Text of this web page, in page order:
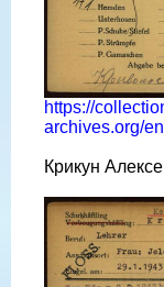
https://
archives.org/
Крикун